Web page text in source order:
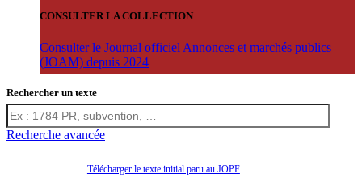
CONSULTER LA COLLECTION
Consulter le Journal officiel Annonces et marchés publics
(JOAM) depuis 2024
Rechercher un texte
Recherche avancée
Télécharger le texte initial paru au JOPF